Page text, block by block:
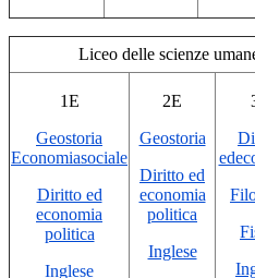
Liceo delle scienze
1E
Geostoria
Economiasociale
Diritto ed
economia
politica
Inglese
2E
Geostoria
Diritto ed
economia
politica
Inglese